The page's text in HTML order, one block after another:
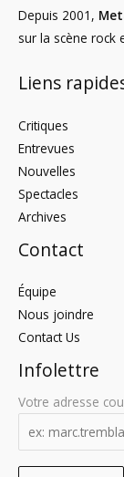
Depuis 2001,
sur la scène rock
Liens
Critiques
Entrevues
Nouvelles
Spectacles
Archives
Contact
Équipe
Nous joindre
Contact Us
Infolettre
Votre adresse